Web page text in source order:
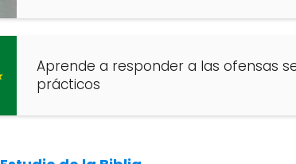
Aprende a responder a las ofensas
prácticos